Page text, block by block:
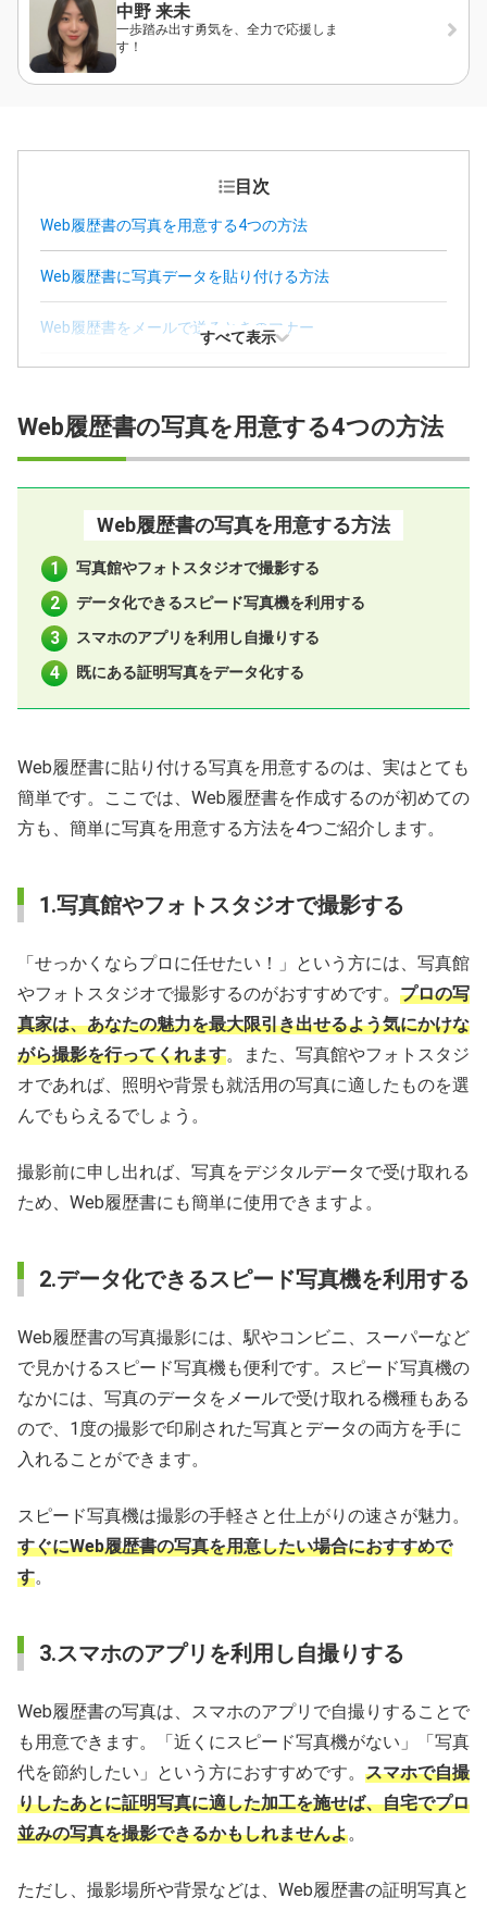
中野 来未
一歩踏み出す勇気を、全力で応援しま
す！
目次
Web履歴書の写真を用意する4つの方法
Web履歴書に写真データを貼り付ける方法
Web履歴書をメールで送るときのマナー
スマホで履歴書の写真を自撮りするときのコツ
Web履歴書の写真に関するFAQ
すべて表示
Web履歴書の写真を用意する4つの方法
Web履歴書の写真を用意する方法
写真館やフォトスタジオで撮影する
データ化できるスピード写真機を利用する
スマホのアプリを利用し自撮りする
既にある証明写真をデータ化する
Web履歴書に貼り付ける写真を用意するのは、実はとても
簡単です。ここでは、Web履歴書を作成するのが初めての
方も、簡単に写真を用意する方法を4つご紹介します。
1.写真館やフォトスタジオで撮影する
「せっかくならプロに任せたい！」という方には、写真館
やフォトスタジオで撮影するのがおすすめです。 プロの写
真家は、あなたの魅力を最大限引き出せるよう気にかけな
がら撮影を行ってくれます。また、写真館やフォトスタジ
オであれば、照明や背景も就活用の写真に適したものを選
んでもらえるでしょう。
撮影前に申し出れば、写真をデジタルデータで受け取れる
ため、Web履歴書にも簡単に使用できますよ。
2.データ化できるスピード写真機を利用する
Web履歴書の写真撮影には、駅やコンビニ、スーパーなど
で見かけるスピード写真機も便利です。スピード写真機の
なかには、写真のデータをメールで受け取れる機種もある
ので、1度の撮影で印刷された写真とデータの両方を手に
入れることができます。
スピード写真機は撮影の手軽さと仕上がりの速さが魅力。
すぐにWeb履歴書の写真を用意したい場合におすすめで
す。
3.スマホのアプリを利用し自撮りする
Web履歴書の写真は、スマホのアプリで自撮りすることで
も用意できます。「近くにスピード写真機がない」「写真
代を節約したい」という方におすすめです。 スマホで自撮
りしたあとに証明写真に適した加工を施せば、自宅でプロ
並みの写真を撮影できるかもしれませんよ。
ただし、撮影場所や背景などは、Web履歴書の証明写真と